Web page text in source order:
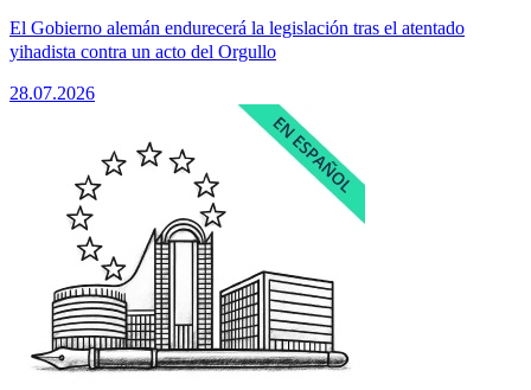
El Gobierno alemán endurecerá la legislación tras el atentado
yihadista contra un acto del Orgullo
28.07.2026